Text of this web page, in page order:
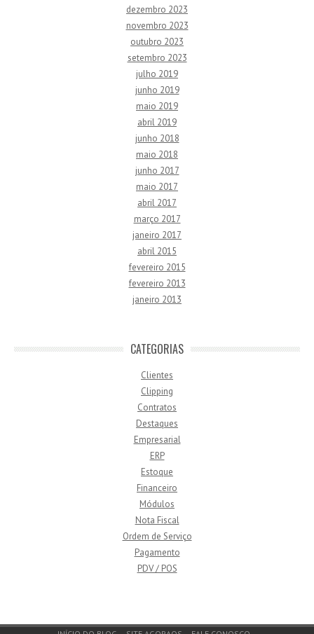
dezembro 2023
novembro 2023
outubro 2023
setembro 2023
julho 2019
junho 2019
maio 2019
abril 2019
junho 2018
maio 2018
junho 2017
maio 2017
abril 2017
março 2017
janeiro 2017
abril 2015
fevereiro 2015
fevereiro 2013
janeiro 2013
CATEGORIAS
Clientes
Clipping
Contratos
Destaques
Empresarial
ERP
Estoque
Financeiro
Módulos
Nota Fiscal
Ordem de Serviço
Pagamento
PDV / POS